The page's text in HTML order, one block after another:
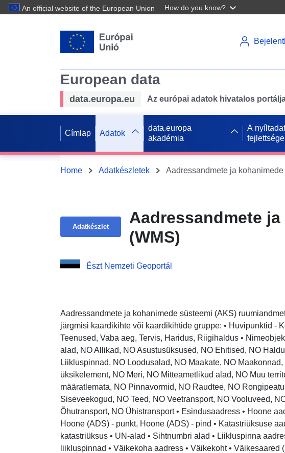
An official website of the European Union How do you know?
European data
data.europa.eu Az európai adatok hivatalos
Címlap Adatok
data.europa
akadémia
A
fejlettsége
Home Adatkészletek Aadressandmete ja
Adatkészlet
Aadressandmete
(WMS)
Észt Nemzeti Geoportál
Aadressandmete ja kohanimede süsteemi (AKS)
järgmisi kaardikihte või kaardikihtide gruppe: • Huvipunktid -
Teenused, Vaba aeg, Tervis, Haridus, Riigihaldus •
alad, NO Allikad, NO Asustusüksused, NO Ehitised, NO
Liikluspinnad, NO Loodusalad, NO Maakate, NO Maakonnad,
üksikelement, NO Meri, NO Mitteametlikud alad, NO Muu
määratlemata, NO Pinnavormid, NO Raudtee, NO
Siseveekogud, NO Teed, NO Veetransport, NO Vooluveed,
Õhutransport, NO Ühistransport • Esindusaadress • Hoone
Hoone (ADS) - punkt, Hoone (ADS) - pind • Katastriüksuse
katastriüksus • UN-alad • Sihtnumbri alad • Liikluspinna
liikluspinnad • Väikekoha aadress • Väikekoht • Väikesaared